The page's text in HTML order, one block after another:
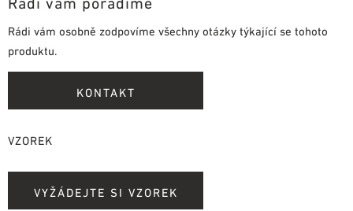
Rádi vám osobně zodpovíme všechny otázky týkající se tohoto
produktu.
KONTAKT
VZOREK
VYŽÁDEJTE SI VZOREK